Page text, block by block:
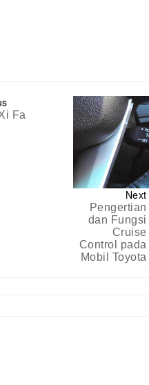
Next
Pengertian
dan Fungsi
Cruise
Control pada
Mobil Toyota
Fa